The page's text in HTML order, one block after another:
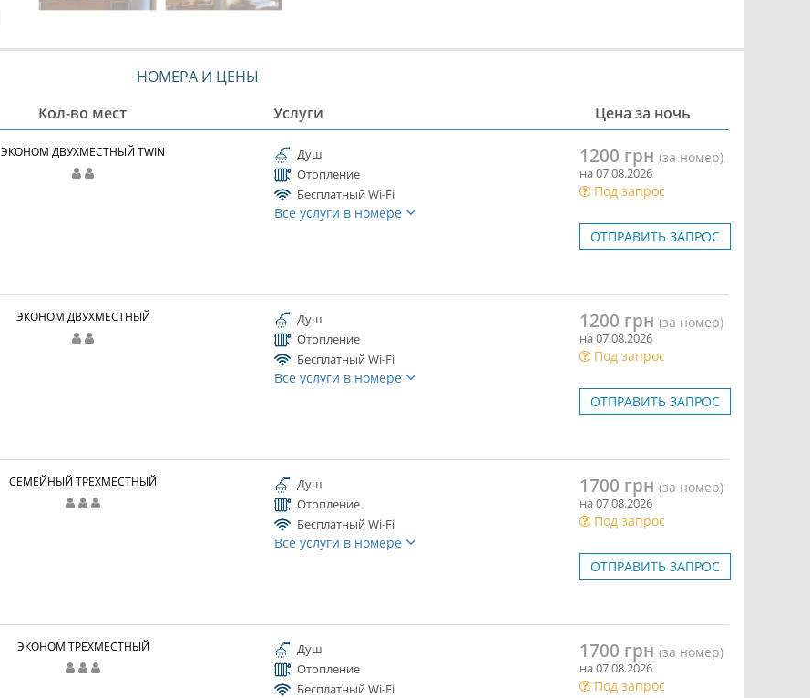
НОМЕРА И ЦЕНЫ
Кол-во мест Услуги Цена за ночь
ЭКОНОМ ДВУХМЕСТНЫЙ TWIN
Душ
Отопление
Бесплатный Wi-Fi
Все услуги в номере
1200 грн (за номер)
на 07.08.2026
Под запрос
ОТПРАВИТЬ ЗАПРОС
ЭКОНОМ ДВУХМЕСТНЫЙ
Душ
Отопление
Бесплатный Wi-Fi
Все услуги в номере
1200 грн (за номер)
на 07.08.2026
Под запрос
ОТПРАВИТЬ ЗАПРОС
СЕМЕЙНЫЙ ТРЕХМЕСТНЫЙ
Душ
Отопление
Бесплатный Wi-Fi
Все услуги в номере
1700 грн (за номер)
на 07.08.2026
Под запрос
ОТПРАВИТЬ ЗАПРОС
ЭКОНОМ ТРЕХМЕСТНЫЙ
Душ
Отопление
Бесплатный Wi-Fi
1700 грн (за номер)
на 07.08.2026
Под запрос